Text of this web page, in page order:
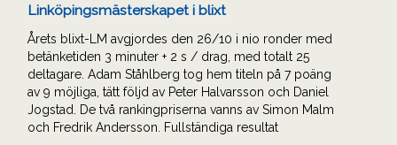
Linköpingsmästerskapet i blixt
Årets blixt-LM avgjordes den 26/10 i nio ronder med
betänketiden 3 minuter + 2 s / drag, med totalt 25
deltagare. Adam Ståhlberg tog hem titeln på 7 poäng
av 9 möjliga, tätt följd av Peter Halvarsson och Daniel
Jogstad. De två rankingpriserna vanns av Simon Malm
och Fredrik Andersson. Fullständiga resultat